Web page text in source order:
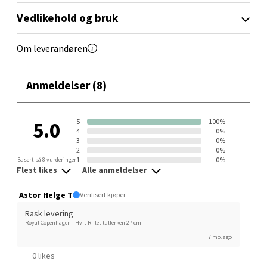
Vedlikehold og bruk
Om leverandøren
Anmeldelser (8)
5.0
Basert på 8 vurderinger
5
100%
4
0%
3
0%
2
0%
1
0%
Flest likes Alle anmeldelser
Astor Helge T Verifisert kjøper
Rask levering
Royal Copenhagen - Hvit Riflet tallerken 27 cm
7 mo. ago
0 likes
Ski - Thon Senter Ski
Ski Storsenter, Jernbanesvingen 6, 1400 Ski
3 i butikk
Velg
Strangata 26, 8400 Sortland
Åpent i dag 10-19